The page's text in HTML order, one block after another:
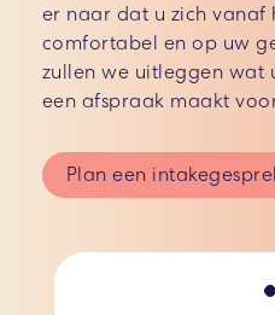
er naar dat u zich vanaf
comfortabel en op uw
zullen we uitleggen wat
een afspraak maakt
Plan een